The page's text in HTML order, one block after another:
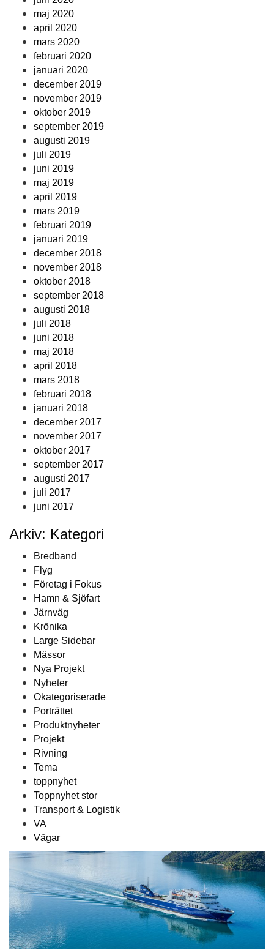
maj 2020
april 2020
mars 2020
februari 2020
januari 2020
december 2019
november 2019
oktober 2019
september 2019
augusti 2019
juli 2019
juni 2019
maj 2019
april 2019
mars 2019
februari 2019
januari 2019
december 2018
november 2018
oktober 2018
september 2018
augusti 2018
juli 2018
juni 2018
maj 2018
april 2018
mars 2018
februari 2018
januari 2018
december 2017
november 2017
oktober 2017
september 2017
augusti 2017
juli 2017
juni 2017
Arkiv: Kategori
Bredband
Flyg
Företag i Fokus
Hamn & Sjöfart
Järnväg
Krönika
Large Sidebar
Mässor
Nya Projekt
Nyheter
Okategoriserade
Porträttet
Produktnyheter
Projekt
Rivning
Tema
toppnyhet
Toppnyhet stor
Transport & Logistik
VA
Vägar